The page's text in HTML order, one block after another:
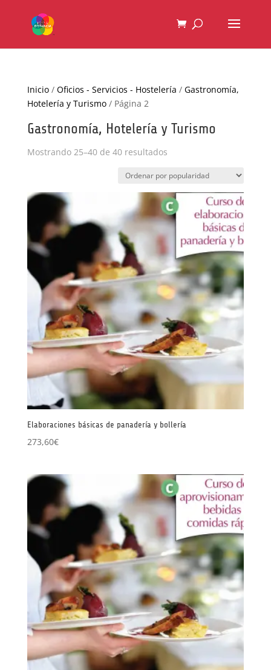
Inicio/ Oficios - Servicios - Hostelería / Gastronomía,
Hotelería y Turismo/ Página 2
Gastronomía, Hotelería y Turismo
Mostrando 25–40 de 40 resultadosOrdenado
popularidad
Elaboraciones básicas de panadería y bollería
273,60€